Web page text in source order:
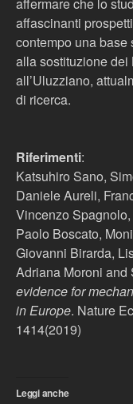
affascinanti
contempo una base
alla sostituzione dei
all’Uluzziano,
di ricerca.
Riferimenti:
Katsuhiro Sano,
Daniele Aureli,
Vincenzo
Paolo Boscato,
Giovanni Birarda,
Adriana Moroni and
evidence for
in Europe. Nature
1414(2019)
Leggi anche